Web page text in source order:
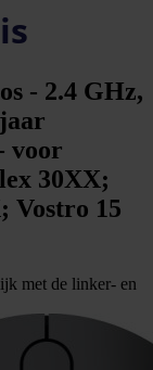
- 2.4 GHz,
voor
30XX;
Vostro 15
met de linker- en